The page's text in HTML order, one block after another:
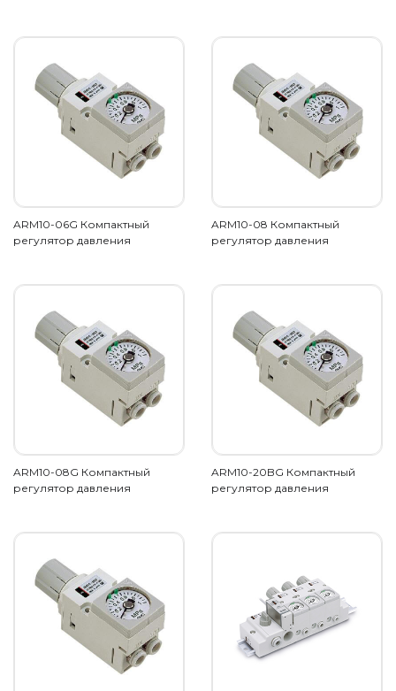
ARM10-06G Компактный
регулятор давления
ARM10-08 Компактный
регулятор давления
ARM10-08G Компактный
регулятор давления
ARM10-20BG Компактный
регулятор давления